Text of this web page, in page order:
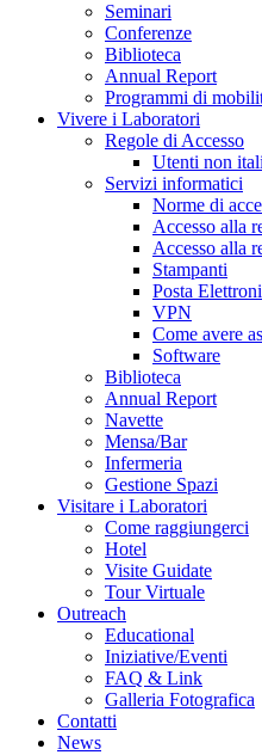
Seminari
Conferenze
Biblioteca
Annual Report
Programmi di
Vivere i Laboratori
Regole di Accesso
Utenti non
Servizi informatici
Norme di
Accesso alla
Accesso alla
Stampanti
Posta
VPN
Come avere
Software
Biblioteca
Annual Report
Navette
Mensa/Bar
Infermeria
Gestione Spazi
Visitare i Laboratori
Come raggiungerci
Hotel
Visite Guidate
Tour Virtuale
Outreach
Educational
Iniziative/Eventi
FAQ & Link
Galleria Fotografica
Contatti
News